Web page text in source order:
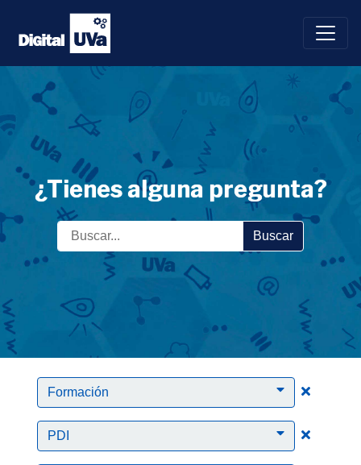
Saltar
contenido
¿Tienes alguna pregunta?
Buscar
Formación Clic
PDI Clic